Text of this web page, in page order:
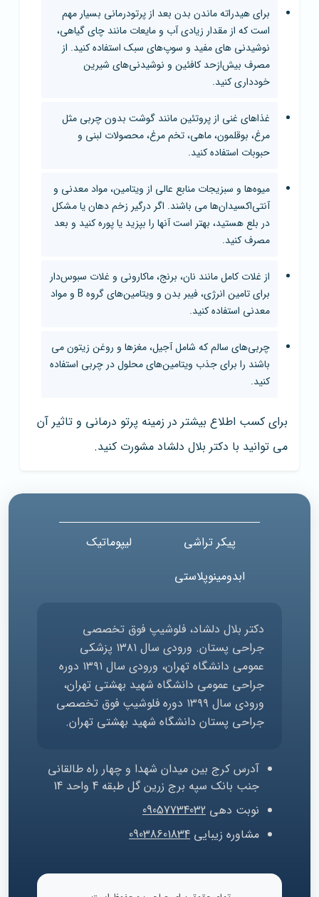
برای هیدراته ماندن بدن بعد از پرتودرمانی بسیار مهم
است که از مقدار زیادی آب و مایعات مانند چای گیاهی،
نوشیدنی های مفید و سوپ‌های سبک استفاده کنید. از
مصرف بیش‌از‌حد کافئین و نوشیدنی‌های شیرین
خودداری کنید.
غذاهای غنی از پروتئین مانند گوشت بدون چربی مثل
مرغ، بوقلمون، ماهی، تخم مرغ، محصولات لبنی و
حبوبات استفاده کنید.
میوه‌ها و سبزیجات منابع عالی از ویتامین‌، مواد معدنی و
آنتی‌اکسیدان‌ها می باشند. اگر درگیر زخم دهان یا مشکل
در بلع هستید، بهتر است آنها را بپزید یا پوره کنید و بعد
مصرف کنید.
از غلات کامل مانند نان، برنج، ماکارونی و غلات سبوس‌دار
برای تامین انرژی، فیبر بدن‌ و ویتامین‌های گروه B و مواد
معدنی استفاده کنید.
چربی‌های سالم که شامل آجیل، مغزها و روغن زیتون می
باشند را برای جذب ویتامین‌های محلول در چربی استفاده
کنید.
برای کسب اطلاع بیشتر در زمینه پرتو درمانی و تاثیر آن
می توانید با دکتر بلال دلشاد مشورت کنید.
پیکر تراشی
لیپوماتیک
ابدومینوپلاستی
دکتر بلال دلشاد، فلوشیپ فوق تخصصی
جراحی پستان. ورودی سال ۱۳۸۱ پزشکی
عمومی دانشگاه تهران، ورودی سال ۱۳۹۱ دوره
جراحی عمومی دانشگاه شهید بهشتی تهران،
ورودی سال ۱۳۹۹ دوره فلوشیپ فوق تخصصی
جراحی پستان دانشگاه شهید بهشتی تهران.
آدرس کرج بین میدان شهدا و چهار راه طالقانی
جنب بانک سپه برج زرین گل طبقه 4 واحد 14
نوبت دهی 09057734032
مشاوره زیبایی 09038601834